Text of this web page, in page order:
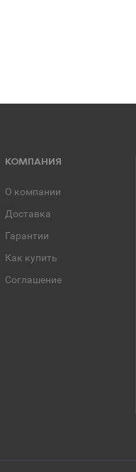
КОМПАНИЯ
О компании
Доставка
Гарантии
Как купить
Соглашение